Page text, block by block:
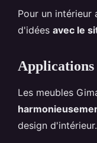
Pour un
d'idées avec le
Applications
Les meubles
design d'intérieur.